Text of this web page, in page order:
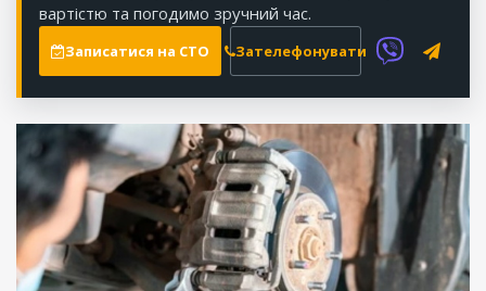
вартістю та погодимо зручний час.
Записатися на СТО Зателефонувати